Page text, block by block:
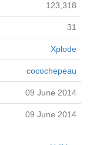
123,318
31
Xplode
cocochepeau
09 June 2014
09 June 2014